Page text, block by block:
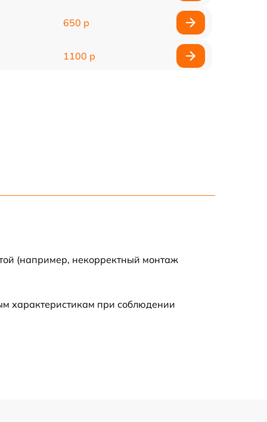
650 р
1100 р
450 р
(например, некорректный монтаж
характеристикам при соблюдении